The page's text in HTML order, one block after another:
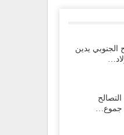
الجنوبي يدين
جموع…